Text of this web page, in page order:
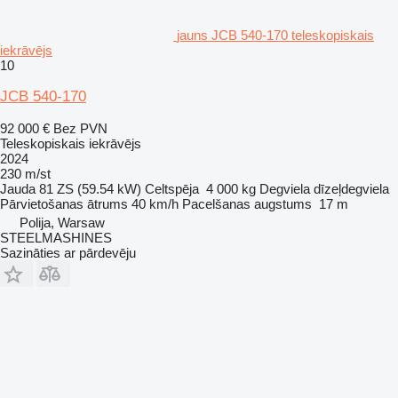
jauns JCB 540-170 teleskopiskais
iekrāvējs
10
JCB 540-170
92 000 € Bez PVN
Teleskopiskais iekrāvējs
2024
230 m/st
Jauda 81 ZS (59.54 kW) Celtspēja 4 000 kg Degviela dīzeļdegviela
Pārvietošanas ātrums 40 km/h Pacelšanas augstums 17 m
Polija, Warsaw
STEELMASHINES
Sazināties ar pārdevēju